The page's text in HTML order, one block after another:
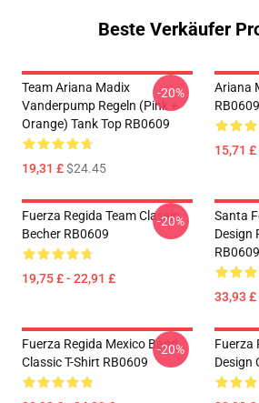
Beste Verkäufer
Team Ariana Madix
Vanderpump Regeln (Pink +
Orange) Tank Top RB0609
19,31 £$24.45
-20%
Ariana
RB0609
15,71
Fuerza Regida Team Classic
Becher RB0609
19,75 £ - 22,91 £
-20%
Santa
Design
RB0609
33,93 £
Fuerza Regida Mexico Band
Classic T-Shirt RB0609
-20%
Fuerza
Design